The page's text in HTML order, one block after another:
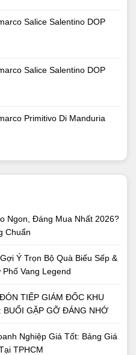
Salice Salentino DOP
Salice Salentino DOP
Primitivo Di Manduria
Ngon, Đáng Mua Nhất 2026?
Chuẩn
Ý Trọn Bộ Quà Biếu Sếp &
Vang Legend
TIẾP GIÁM ĐỐC KHU
BUỔI GẶP GỠ ĐÁNG NHỚ
Nghiệp Giá Tốt: Bảng Giá
TPHCM